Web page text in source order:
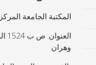
المكتبة الجامعة
وهران